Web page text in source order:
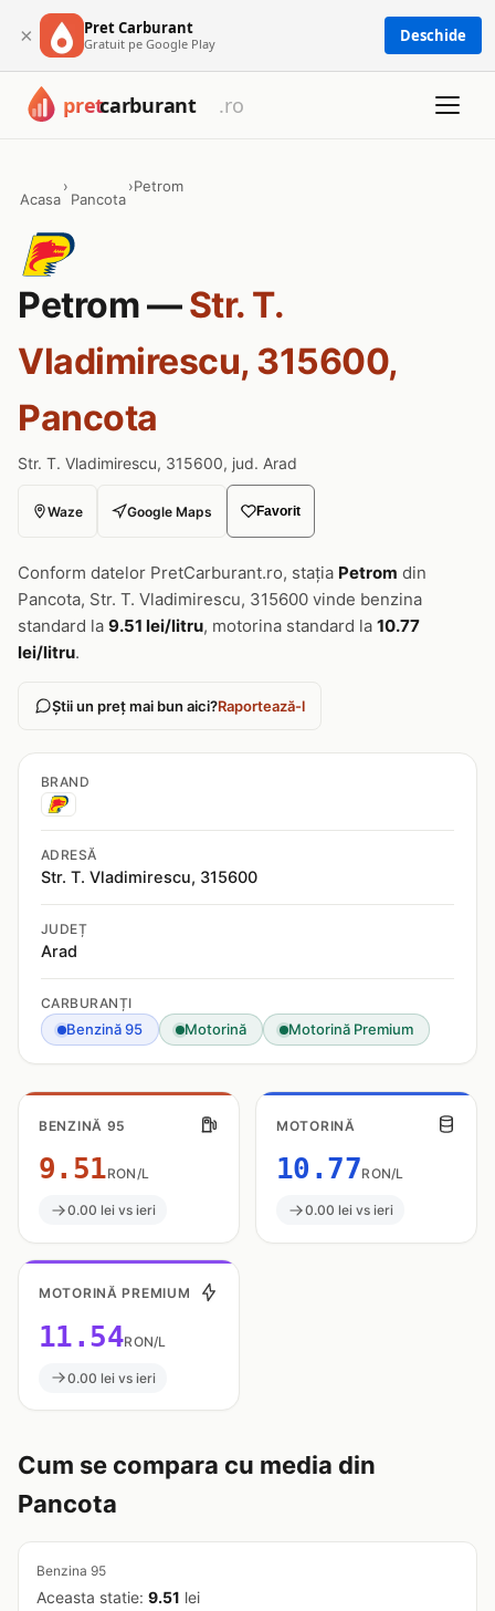
× Pret Carburant
Gratuit pe Google Play Deschide
Acasa
›
Pancota
›Petrom
Petrom —Str. T.
Vladimirescu, 315600,
Pancota
Str. T. Vladimirescu, 315600, jud. Arad
Waze Google Maps Favorit
Conform datelor PretCarburant.ro, stația Petrom din
Pancota, Str. T. Vladimirescu, 315600 vinde benzina
standard la 9.51 lei/litru, motorina standard la 10.77
lei/litru.
Știi un preț mai bun aici?Raportează-l
BRAND
ADRESĂ
Str. T. Vladimirescu, 315600
JUDEȚ
Arad
CARBURANȚI
Benzină 95 Motorină Motorină Premium
BENZINĂ 95
9.51RON/L
0.00 lei vs ieri
MOTORINĂ
10.77RON/L
0.00 lei vs ieri
MOTORINĂ PREMIUM
11.54RON/L
0.00 lei vs ieri
Cum se compara cu media din
Pancota
Benzina 95
Aceasta statie: 9.51 lei